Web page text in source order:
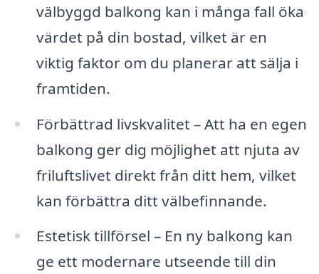
välbyggd balkong kan i många fall öka
värdet på din bostad, vilket är en
viktig faktor om du planerar att sälja i
framtiden.
Förbättrad livskvalitet – Att ha en egen
balkong ger dig möjlighet att njuta av
friluftslivet direkt från ditt hem, vilket
kan förbättra ditt välbefinnande.
Estetisk tillförsel – En ny balkong kan
ge ett modernare utseende till din